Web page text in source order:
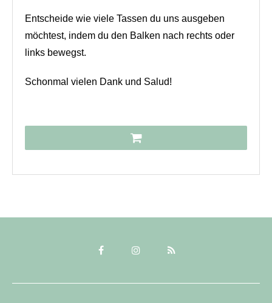
Entscheide wie viele Tassen du uns ausgeben
möchtest, indem du den Balken nach rechts oder
links bewegst.
Schonmal vielen Dank und Salud!